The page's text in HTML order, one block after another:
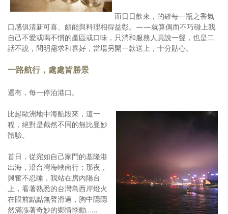
而日日飲來，的確每一瓶之香氣
口感俱清新可喜、頗能與料理相得益彰。——就算偶而不巧碰上我
自己不愛或喝不慣的產區或口味，只消和服務人員說一聲，也是二
話不說，問明需求和喜好，當場另開一款送上，十分貼心。
一路航行，處處皆勝景
還有，每一停泊港口。
比起歐洲地中海航段來，這一
程，絕對是截然不同的無比曼妙
體驗。
首日，從宛如自己家門的基隆港
出海，沿台灣海峽南行；那夜，
興奮不忍睡，我站在房內陽台
上，看著熟悉的台灣島西岸燈火
在眼前點點無聲滑過，胸中隱隱
然滿漲著奇妙的鄉情悸動……